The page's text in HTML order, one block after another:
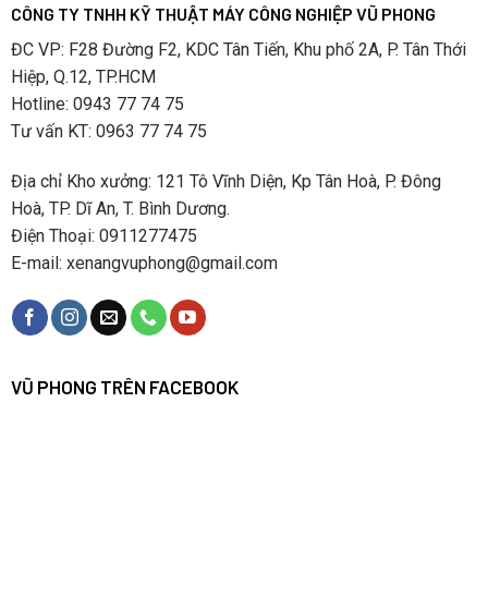
CÔNG TY TNHH KỸ THUẬT MÁY CÔNG NGHIỆP VŨ PHONG
ĐC VP: F28 Đường F2, KDC Tân Tiến, Khu phố 2A, P. Tân Thới
Hiệp, Q.12, TP.HCM
Hotline: 0943 77 74 75
Tư vấn KT: 0963 77 74 75
Địa chỉ Kho xưởng: 121 Tô Vĩnh Diện, Kp Tân Hoà, P. Đông
Hoà, TP. Dĩ An, T. Bình Dương.
Điện Thoại: 0911277475
E-mail: xenangvuphong@gmail.com
VŨ PHONG TRÊN FACEBOOK